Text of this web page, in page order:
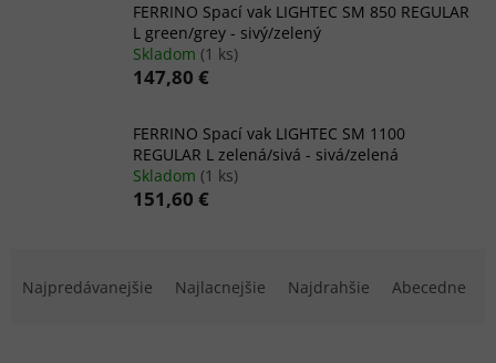
FERRINO Spací vak LIGHTEC SM 850 REGULAR
L green/grey - sivý/zelený
Skladom (1 ks)
147,80 €
FERRINO Spací vak LIGHTEC SM 1100
REGULAR L zelená/sivá - sivá/zelená
Skladom (1 ks)
151,60 €
Najpredávanejšie Najlacnejšie Najdrahšie Abecedne